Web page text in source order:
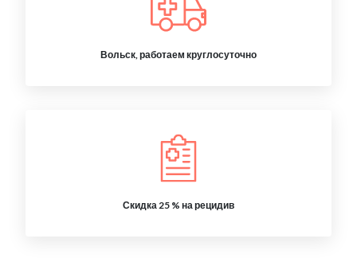
Вольск, работаем круглосуточно
Скидка 25 % на рецидив